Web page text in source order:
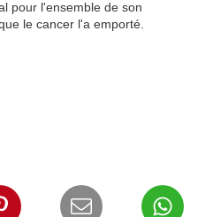
pour l'ensemble de son
le cancer l'a emporté.